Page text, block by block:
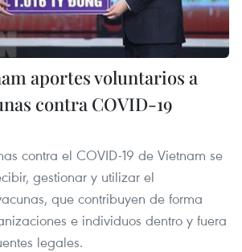
aportes voluntarios a
contra COVID-19
contra el COVID-19 de Vietnam se
gestionar y utilizar el
que contribuyen de forma
e individuos dentro y fuera
legales.